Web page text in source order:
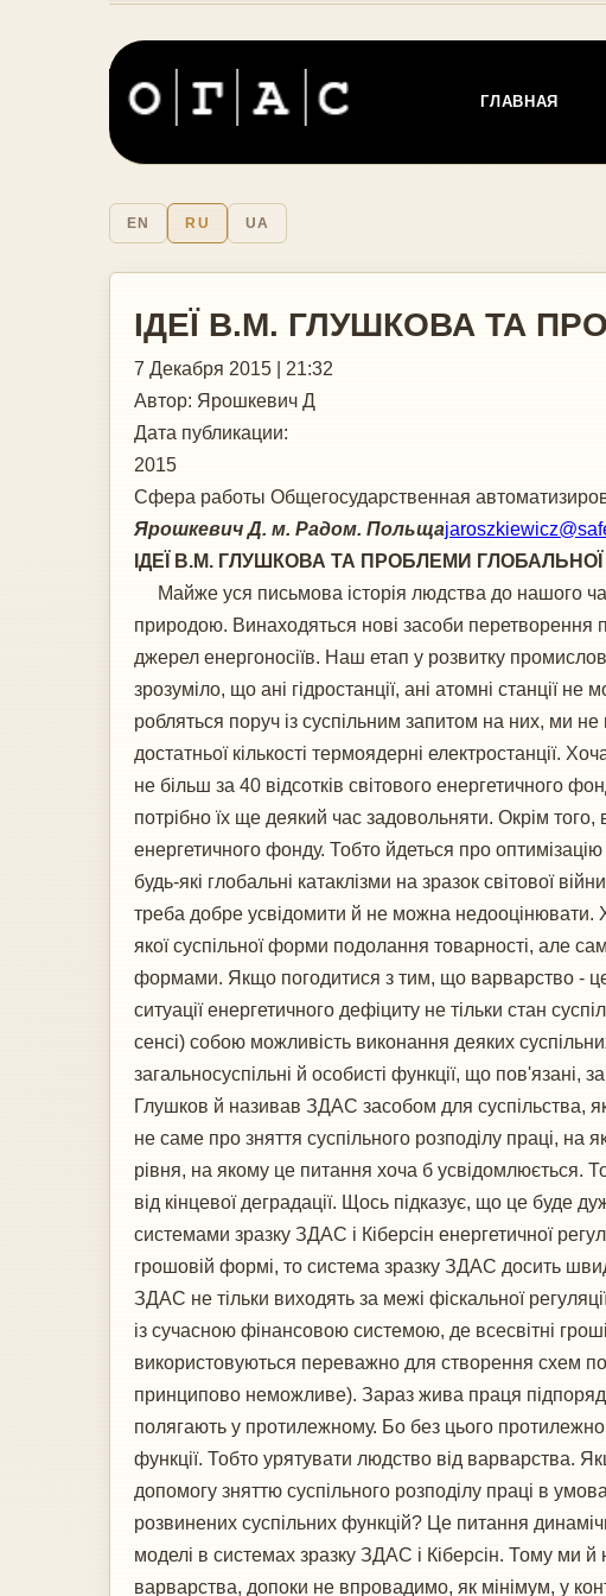
ГЛАВНАЯ
EN RU UA
ІДЕЇ В.М. ГЛУШКОВА ТА
7 Декабря 2015 | 21:32
Автор: Ярошкевич Д
Дата публикации:
2015
Сфера работы Общегосударственная
Ярошкевич Д. м. Радом. Польща
ІДЕЇ В.М. ГЛУШКОВА ТА ПРОБЛЕМИ ГЛОБАЛЬНОЇ
Майже уся письмова історія людства до нашого
природою. Винаходяться нові засоби перетворення
джерел енергоносіїв. Наш етап у розвитку
зрозуміло, що ані гідростанції, ані атомні станції
робляться поруч із суспільним запитом на них, ми
достатньої кількості термоядерні електростанції.
не більш за 40 відсотків світового енергетичного
потрібно їх ще деякий час задовольняти. Окрім
енергетичного фонду. Тобто йдеться про
будь-які глобальні катаклізми на зразок світової
треба добре усвідомити й не можна недооцінювати.
якої суспільної форми подолання товарності, але
формами. Якщо погодитися з тим, що варварство -
ситуації енергетичного дефіциту не тільки стан
сенсі) собою можливість виконання деяких
загальносуспільні й особисті функції, що
Глушков й називав ЗДАС засобом для суспільства,
не саме про зняття суспільного розподілу праці,
рівня, на якому це питання хоча б усвідомлюється.
від кінцевої деградації. Щось підказує, що це
системами зразку ЗДАС і Кіберсін енергетичної
грошовій формі, то система зразку ЗДАС досить
ЗДАС не тільки виходять за межі фіскальної
із сучасною фінансовою системою, де всесвітні
використовуються переважно для створення схем
принципово неможливе). Зараз жива праця
полягають у протилежному. Бо без цього
функції. Тобто урятувати людство від варварства.
допомогу зняттю суспільного розподілу праці в
розвинених суспільних функцій? Це питання
моделі в системах зразку ЗДАС і Кіберсін. Тому ми
варварства, допоки не впровадимо, як мінімум, у